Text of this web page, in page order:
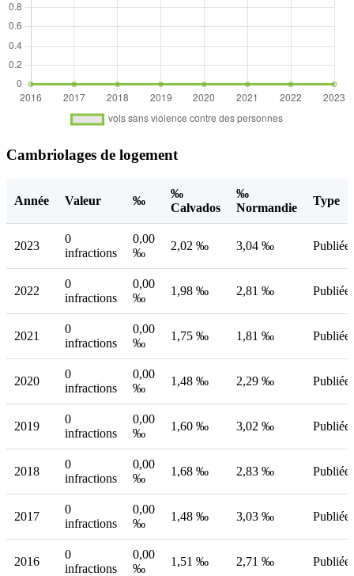
Cambriolages de logement
Année Valeur ‰
‰
Calvados
‰
Normandie
Type
2023
0
infractions
0,00
‰
2,02 ‰ 3,04 ‰ Publiée
2022
0
infractions
0,00
‰
1,98 ‰ 2,81 ‰ Publiée
2021
0
infractions
0,00
‰
1,75 ‰ 1,81 ‰ Publiée
2020
0
infractions
0,00
‰
1,48 ‰ 2,29 ‰ Publiée
2019
0
infractions
0,00
‰
1,60 ‰ 3,02 ‰ Publiée
2018
0
infractions
0,00
‰
1,68 ‰ 2,83 ‰ Publiée
2017
0
infractions
0,00
‰
1,48 ‰ 3,03 ‰ Publiée
2016
0
infractions
0,00
‰
1,51 ‰ 2,71 ‰ Publiée